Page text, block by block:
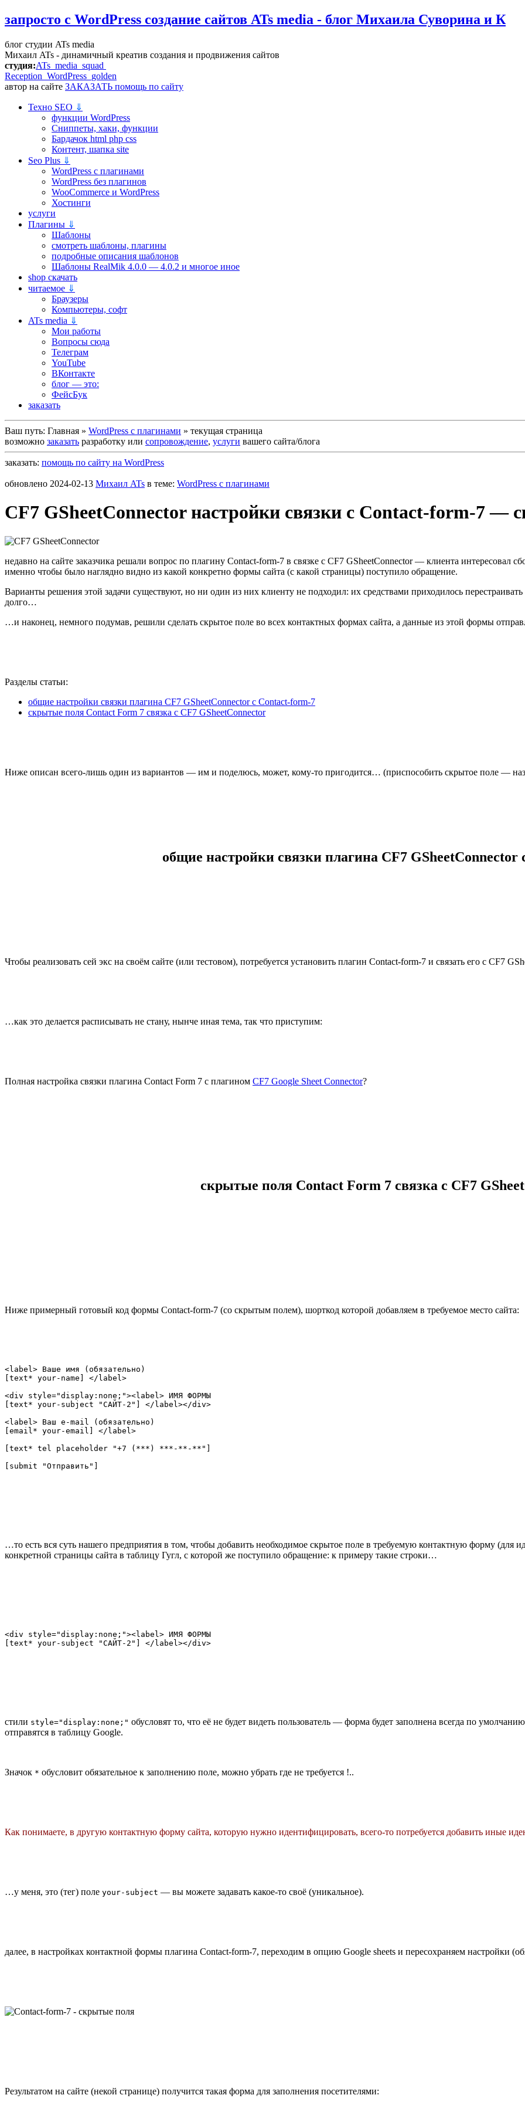
запросто с WordPress создание сайтов ATs media - блог Михаила Суворина и К
блог студии ATs media
Михаил ATs - динамичный креатив создания и продвижения сайтов
студия:ATs media squad
Reception WordPress golden
автор на сайте ЗАКАЗАТЬ помощь по сайту
Техно SEO ⇓
функции WordPress
Сниппеты, хаки, функции
Бардачок html php css
Контент, шапка site
Seo Plus ⇓
WordPress c плагинами
WordPress без плагинов
WooCommerce и WordPress
Хостинги
услуги
Плагины ⇓
Шаблоны
смотреть шаблоны, плагины
подробные описания шаблонов
Шаблоны RealMik 4.0.0 — 4.0.2 и многое иное
shop скачать
читаемое ⇓
Браузеры
Компьютеры, софт
ATs media ⇓
Мои работы
Вопросы сюда
Телеграм
YouTube
ВКонтакте
блог — это:
ФейсБук
заказать
Ваш путь: Главная » WordPress c плагинами » текущая страница
возможно заказать разработку или сопровождение, услуги вашего сайта/блога
заказать: помощь по сайту на WordPress
обновлено 2024-02-13 Михаил ATs в теме: WordPress c плагинами
CF7 GSheetConnector настройки связки с Сontact-form-7 —
недавно на сайте заказчика решали вопрос по плагину Сontact-form-7 в связке с CF7 GSheetConnector — клиента интересовал
именно чтобы было наглядно видно из какой конкретно формы сайта (с какой страницы) поступило обращение.
Варианты решения этой задачи существуют, но ни один из них клиенту не подходил: их средствами приходилось
долго…
…и наконец, немного подумав, решили сделать скрытое поле во всех контактных формах сайта, а данные из этой формы
Разделы статьи:
общие настройки связки плагина CF7 GSheetConnector с Сontact-form-7
скрытые поля Contact Form 7 связка с CF7 GSheetConnector
Ниже описан всего-лишь один из вариантов — им и поделюсь, может, кому-то пригодится… (приспособить скрытое поле —
общие настройки связки плагина CF7
Чтобы реализовать сей экс на своём сайте (или тестовом), потребуется установить плагин Сontact-form-7 и связать его с CF7
…как это делается расписывать не стану, нынче иная тема, так что приступим:
Полная настройка связки плагина Contact Form 7 с плагином CF7 Google Sheet Connector?
скрытые поля Contact Form 7 связка с CF7
Ниже примерный готовый код формы Сontact-form-7 (со скрытым полем), шорткод которой добавляем в требуемое место сайта:
<label> Ваше имя (обязательно)
[text* your-name] </label>
<div style="display:none;"><label> ИМЯ ФОРМЫ
[text* your-subject "САЙТ-2"] </label></div>
<label> Ваш e-mail (обязательно)
[email* your-email] </label>
[text* tel placeholder "+7 (***) ***-**-**"]
[submit "Отправить"]
…то есть вся суть нашего предприятия в том, чтобы добавить необходимое скрытое поле в требуемую контактную форму
конкретной страницы сайта в таблицу Гугл, с которой же поступило обращение: к примеру такие строки…
<div style="display:none;"><label> ИМЯ ФОРМЫ
[text* your-subject "САЙТ-2"] </label></div>
стили style="display:none;" обусловят то, что её не будет видеть пользователь — форма будет заполнена всегда по
отправятся в таблицу Google.
Значок * обусловит обязательное к заполнению поле, можно убрать где не требуется !..
Как понимаете, в другую контактную форму сайта, которую нужно идентифицировать, всего-то потребуется добавить иные
…у меня, это (тег) поле your-subject — вы можете задавать какое-то своё (уникальное).
далее, в настройках контактной формы плагина Сontact-form-7, переходим в опцию Google sheets и пересохраняем настройки
Результатом на сайте (некой странице) получится такая форма для заполнения посетителями: